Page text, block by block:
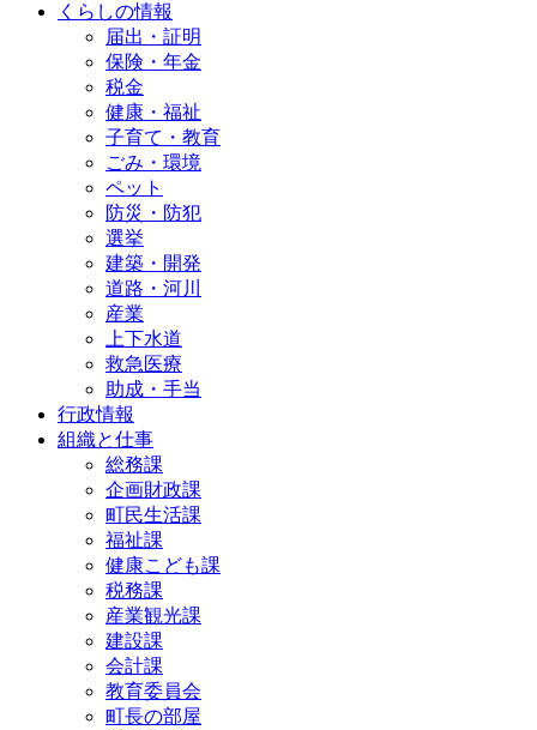
くらしの情報
届出・証明
保険・年金
税金
健康・福祉
子育て・教育
ごみ・環境
ペット
防災・防犯
選挙
建築・開発
道路・河川
産業
上下水道
救急医療
助成・手当
行政情報
組織と仕事
総務課
企画財政課
町民生活課
福祉課
健康こども課
税務課
産業観光課
建設課
会計課
教育委員会
町長の部屋